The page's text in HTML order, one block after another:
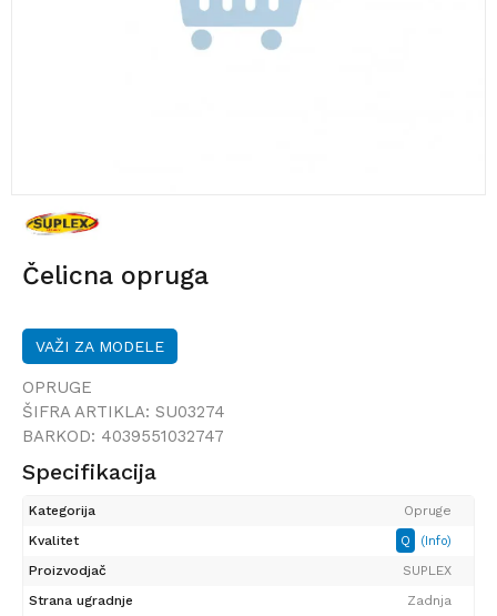
Čelicna opruga
VAŽI ZA MODELE
OPRUGE
ŠIFRA ARTIKLA: SU03274
BARKOD: 4039551032747
Specifikacija
Kategorija
Opruge
Kvalitet
Q (Info)
Proizvodjač
SUPLEX
Strana ugradnje
Zadnja